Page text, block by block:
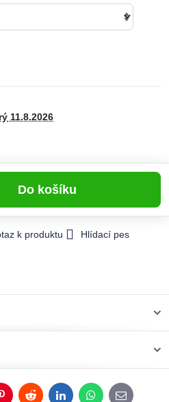
11.8.2026
Do košíku
k produktu
Hlídací pes
PinterestRedditLinkedInWhatsApp
E-